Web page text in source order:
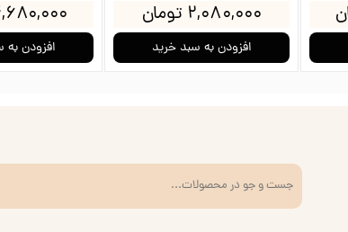
۴,۶۸۰,۰۰۰
افزودن به
۲,۰۸۰,۰۰۰ تومان
افزودن به سبد خرید